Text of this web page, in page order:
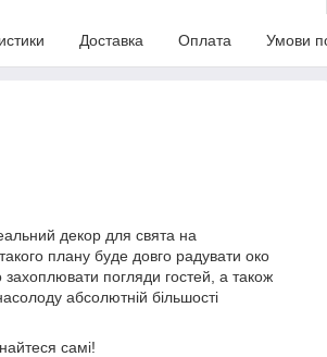
Доставка Оплата Умови
декор для свята на
плану буде довго радувати око
захоплювати погляди гостей, а також
абсолютній більшості
самі!